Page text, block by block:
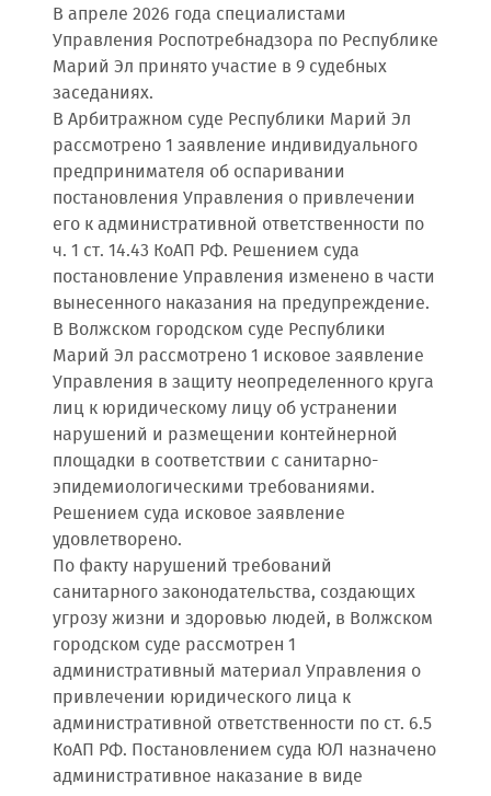
В апреле 2026 года специалистами
Управления Роспотребнадзора по Республике
Марий Эл принято участие в 9 судебных
заседаниях.
В Арбитражном суде Республики Марий Эл
рассмотрено 1 заявление индивидуального
предпринимателя об оспаривании
постановления Управления о привлечении
его к административной ответственности по
ч. 1 ст. 14.43 КоАП РФ. Решением суда
постановление Управления изменено в части
вынесенного наказания на предупреждение.
В Волжском городском суде Республики
Марий Эл рассмотрено 1 исковое заявление
Управления в защиту неопределенного круга
лиц к юридическому лицу об устранении
нарушений и размещении контейнерной
площадки в соответствии с санитарно-
эпидемиологическими требованиями.
Решением суда исковое заявление
удовлетворено.
По факту нарушений требований
санитарного законодательства, создающих
угрозу жизни и здоровью людей, в Волжском
городском суде рассмотрен 1
административный материал Управления о
привлечении юридического лица к
административной ответственности по ст. 6.5
КоАП РФ. Постановлением суда ЮЛ назначено
административное наказание в виде